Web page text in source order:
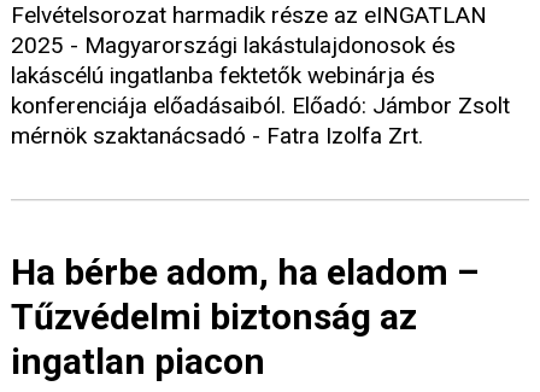
Felvételsorozat harmadik része az eINGATLAN
2025 - Magyarországi lakástulajdonosok és
lakáscélú ingatlanba fektetők webinárja és
konferenciája előadásaiból. Előadó: Jámbor Zsolt
mérnök szaktanácsadó - Fatra Izolfa Zrt.
Ha bérbe adom, ha eladom –
Tűzvédelmi biztonság az
ingatlan piacon